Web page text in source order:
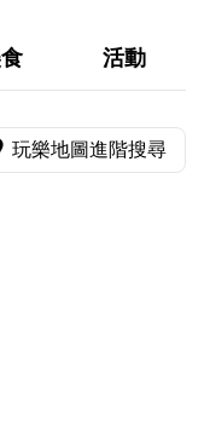
活動
玩樂地圖進階搜尋